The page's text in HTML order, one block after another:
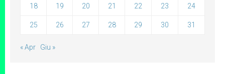
18 19 20 21 22 23 24
25 26 27 28 29 30 31
« Apr Giu »